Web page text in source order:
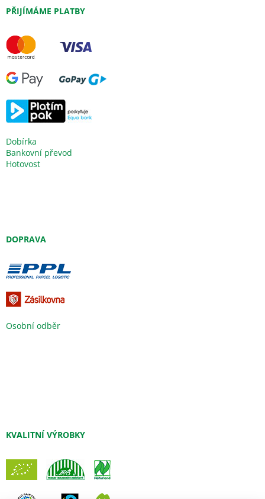
PŘIJÍMÁME PLATBY
Dobírka
Bankovní převod
Hotovost
DOPRAVA
Osobní odběr
KVALITNÍ VÝROBKY